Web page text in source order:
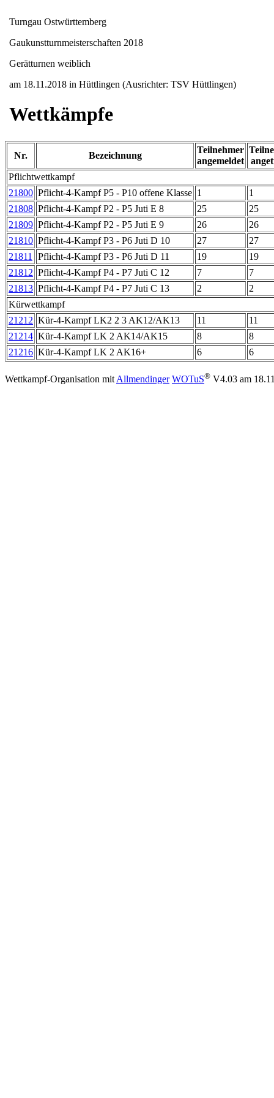
Turngau Ostwürttemberg
Gaukunstturnmeisterschaften 2018
Gerätturnen weiblich
am 18.11.2018 in Hüttlingen (Ausrichter: TSV Hüttlingen)
Wettkämpfe
Nr. Bezeichnung
Teilnehmer
angemeldet
Pflichtwettkampf
21800 Pflicht-4-Kampf P5 - P10 offene Klasse 1
1
21808 Pflicht-4-Kampf P2 - P5 Juti E 8 25
25
21809 Pflicht-4-Kampf P2 - P5 Juti E 9 26
26
21810 Pflicht-4-Kampf P3 - P6 Juti D 10 27
27
21811
Pflicht-4-Kampf P3 - P6 Juti D 11 19
19
21812 Pflicht-4-Kampf P4 - P7 Juti C 12 7
7
21813 Pflicht-4-Kampf P4 - P7 Juti C 13 2
2
Kürwettkampf
21212 Kür-4-Kampf LK2 2 3 AK12/AK13 11
11
21214 Kür-4-Kampf LK 2 AK14/AK15 8
8
21216 Kür-4-Kampf LK 2 AK16+ 6 6
Wettkampf-Organisation mit Allmendinger WOTuS® V4.03 am